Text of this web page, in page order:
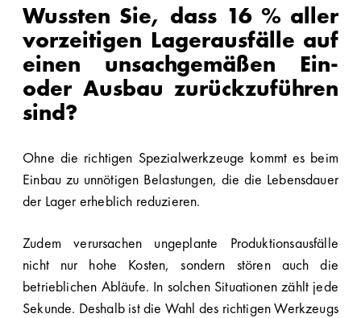
Wussten Sie, dass 16 % aller
vorzeitigen Lagerausfälle auf
einen unsachgemäßen Ein-
oder Ausbau zurückzuführen
sind?
Ohne die richtigen Spezialwerkzeuge kommt es beim
Einbau zu unnötigen Belastungen, die die Lebensdauer
der Lager erheblich reduzieren.
Zudem verursachen ungeplante Produktionsausfälle
nicht nur hohe Kosten, sondern stören auch die
betrieblichen Abläufe. In solchen Situationen zählt jede
Sekunde. Deshalb ist die Wahl des richtigen Werkzeugs